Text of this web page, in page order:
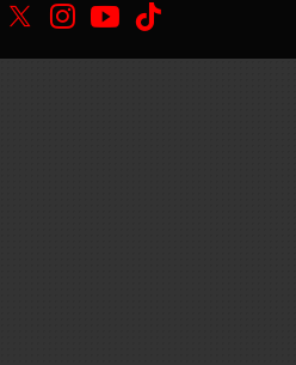
Facebook
TwitterInstagram
Youtube